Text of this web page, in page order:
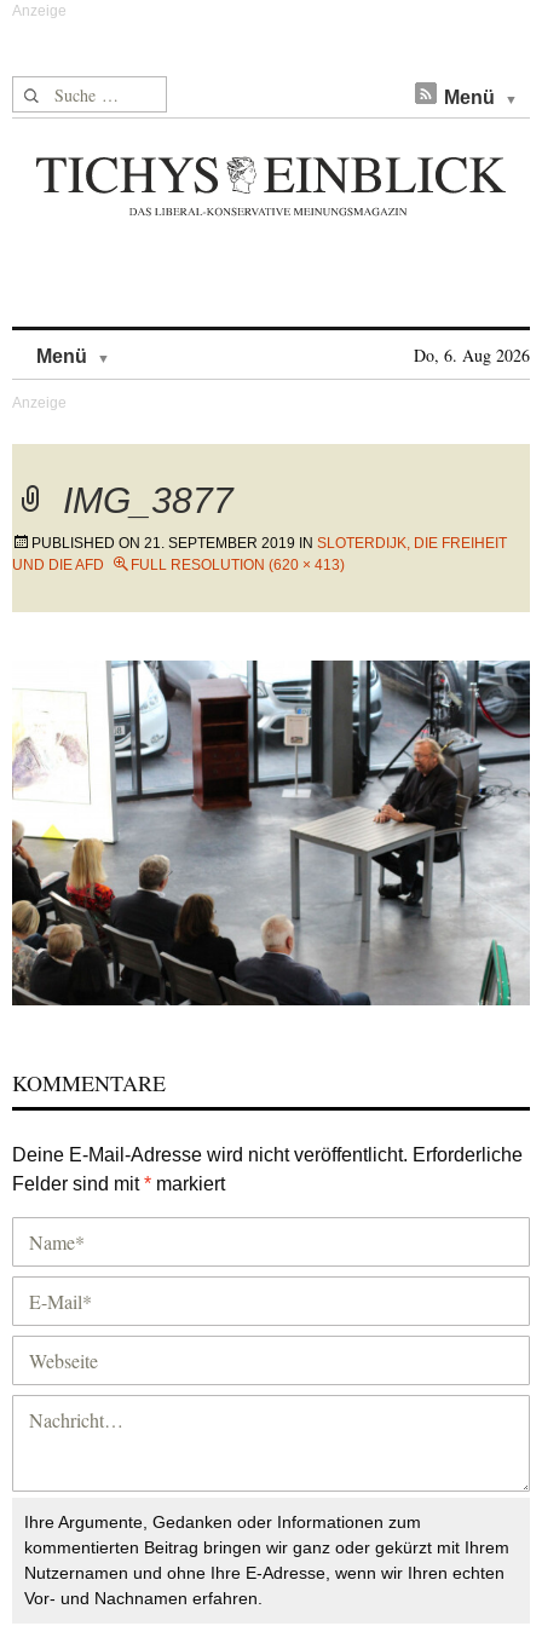
Suche nach: Menü
Menü Do, 6. Aug 2026
IMG_3877
PUBLISHED ON 21. SEPTEMBER 2019 IN SLOTERDIJK, DIE FREIHEIT
UND DIE AFD
FULL RESOLUTION (620 × 413)
KOMMENTARE
Deine E-Mail-Adresse wird nicht veröffentlicht. Erforderliche
Felder sind mit* markiert
Ihre Argumente, Gedanken oder Informationen zum
kommentierten Beitrag bringen wir ganz oder gekürzt mit Ihrem
Nutzernamen und ohne Ihre E-Adresse, wenn wir Ihren echten
Vor- und Nachnamen erfahren.